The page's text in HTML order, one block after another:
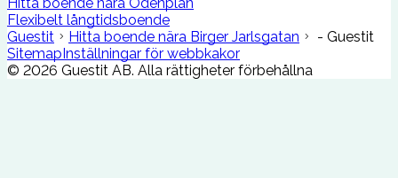
Flexibelt långtidsboende
Guestit
Hitta boende nära Birger Jarlsgatan
- Guestit
SitemapInställningar för webbkakor
© 2026 Guestit AB. Alla rättigheter förbehållna